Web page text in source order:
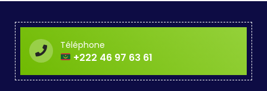
Téléphone
+222 46 97 63 61